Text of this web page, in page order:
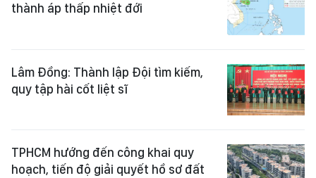
thành áp thấp nhiệt đới
Lâm Đồng: Thành lập Đội tìm kiếm,
quy tập hài cốt liệt sĩ
TPHCM hướng đến công khai quy
hoạch, tiến độ giải quyết hồ sơ đất